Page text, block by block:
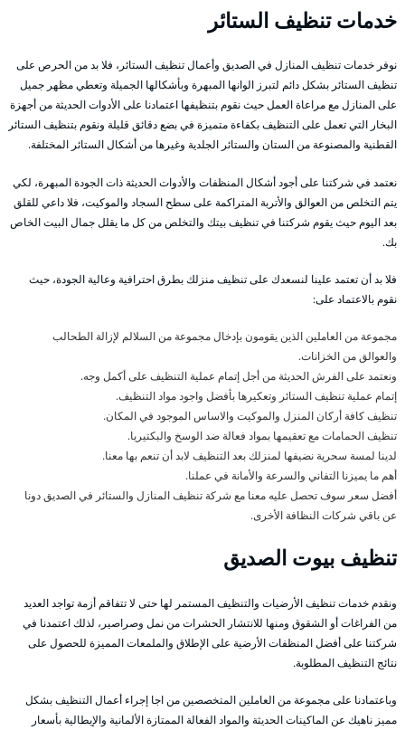
خدمات تنظيف الستائر
نوفر خدمات تنظيف المنازل في الصديق وأعمال تنظيف الستائر، فلا بد من الحرص على
تنظيف الستائر بشكل دائم لتبرز الوانها المبهرة وبأشكالها الجميلة وتعطي مظهر جميل
على المنازل مع مراعاة العمل حيث نقوم بتنظيفها اعتمادنا على الأدوات الحديثة من أجهزة
البخار التي تعمل على التنظيف بكفاءة متميزة في بضع دقائق قليلة ونقوم بتنظيف الستائر
القطنية والمصنوعة من الستان والستائر الجلدية وغيرها من أشكال الستائر المختلفة.
نعتمد في شركتنا على أجود أشكال المنظفات والأدوات الحديثة ذات الجودة المبهرة، لكي
يتم التخلص من العوالق والأتربة المتراكمة على سطح السجاد والموكيت، فلا داعي للقلق
بعد اليوم حيث يقوم شركتنا في تنظيف بيتك والتخلص من كل ما يقلل جمال البيت الخاص
بك.
فلا بد أن تعتمد علينا لنسعدك على تنظيف منزلك بطرق احترافية وعالية الجودة، حيث
نقوم بالاعتماد على:
مجموعة من العاملين الذين يقومون بإدخال مجموعة من السلالم لإزالة الطحالب
والعوالق من الخزانات.
ونعتمد على الفرش الحديثة من أجل إتمام عملية التنظيف على أكمل وجه.
إتمام عملية تنظيف الستائر وتعكيرها بأفضل واجود مواد التنظيف.
تنظيف كافة أركان المنزل والموكيت والاساس الموجود في المكان.
تنظيف الحمامات مع تعقيمها بمواد فعالة ضد الوسخ والبكتيريا.
لدينا لمسة سحرية نضيفها لمنزلك بعد التنظيف لابد أن تنعم بها معنا.
أهم ما يميزنا التفاني والسرعة والأمانة في عملنا.
أفضل سعر سوف تحصل عليه معنا مع شركة تنظيف المنازل والستائر في الصديق دونا
عن باقي شركات النظافة الأخرى.
تنظيف بيوت الصديق
ونقدم خدمات تنظيف الأرضيات والتنظيف المستمر لها حتى لا تتفاقم أزمة تواجد العديد
من الفراغات أو الشقوق ومنها للانتشار الحشرات من نمل وصراصير، لذلك اعتمدنا في
شركتنا على أفضل المنظفات الأرضية على الإطلاق والملمعات المميزة للحصول على
نتائج التنظيف المطلوبة.
وباعتمادنا على مجموعة من العاملين المتخصصين من اجا إجراء أعمال التنظيف بشكل
مميز ناهيك عن الماكينات الحديثة والمواد الفعالة الممتازة الألمانية والإيطالية بأسعار